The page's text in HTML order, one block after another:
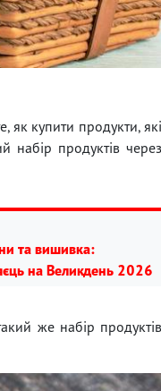
як купити продукти, які
набір продуктів через
та вишивка:
на Великдень 2026
же набір продуктів